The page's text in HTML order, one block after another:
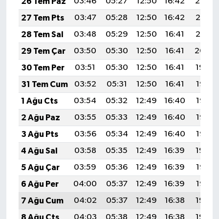
27 Tem Pts
03:47 05:28 12:50 16:42
20:01
28 Tem Sal
03:48 05:29 12:50 16:41
20:01
29 Tem Çar
03:50 05:30 12:50 16:41
20:00
30 Tem Per
03:51 05:30 12:50 16:41
19:59
31 Tem Cum
03:52 05:31 12:50 16:41
19:58
1 Ağu Cts
03:54 05:32 12:49 16:40
19:57
2 Ağu Paz
03:55 05:33 12:49 16:40
19:56
3 Ağu Pts
03:56 05:34 12:49 16:40
19:55
4 Ağu Sal
03:58 05:35 12:49 16:39
19:54
5 Ağu Çar
03:59 05:36 12:49 16:39
19:53
6 Ağu Per
04:00 05:37 12:49 16:39
19:52
7 Ağu Cum
04:02 05:37 12:49 16:38
19:50
8 Ağu Cts
04:03 05:38 12:49 16:38 19:49